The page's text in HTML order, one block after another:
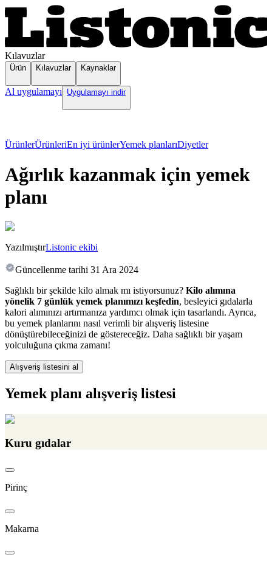
Kılavuzlar
Ürün Kılavuzlar Kaynaklar
Al uygulamayı Uygulamayı indir
ÜrünlerÜrünleriEn iyi ürünlerYemek planlarıDiyetler
Ağırlık kazanmak için yemek
planı
YazılmıştırListonic ekibi
Güncellenme tarihi 31 Ara 2024
Sağlıklı bir şekilde kilo almak mı istiyorsunuz? Kilo alımına
yönelik 7 günlük yemek planımızı keşfedin, besleyici gıdalarla
kalori alımınızı artırmanıza yardımcı olmak için tasarlandı. Ayrıca,
bu yemek planlarını nasıl verimli bir alışveriş listesine
dönüştürebileceğinizi de göstereceğiz. Daha sağlıklı bir yaşam
yolculuğuna çıkma zamanı!
Alışveriş listesini al
Yemek planı alışveriş listesi
Kuru gıdalar
Pirinç
Makarna